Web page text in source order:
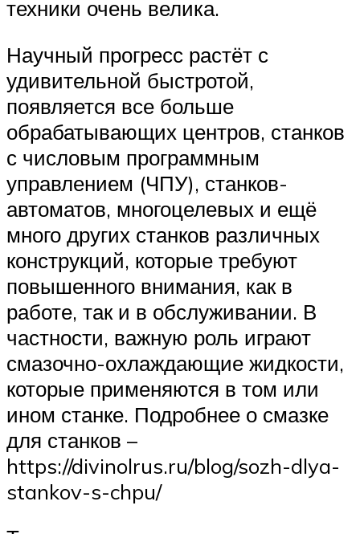
техники очень велика.
Научный прогресс растёт с
удивительной быстротой,
появляется все больше
обрабатывающих центров, станков
с числовым программным
управлением (ЧПУ), станков-
автоматов, многоцелевых и ещё
много других станков различных
конструкций, которые требуют
повышенного внимания, как в
работе, так и в обслуживании. В
частности, важную роль играют
смазочно-охлаждающие жидкости,
которые применяются в том или
ином станке. Подробнее о смазке
для станков –
https://divinolrus.ru/blog/sozh-dlya-
stankov-s-chpu/